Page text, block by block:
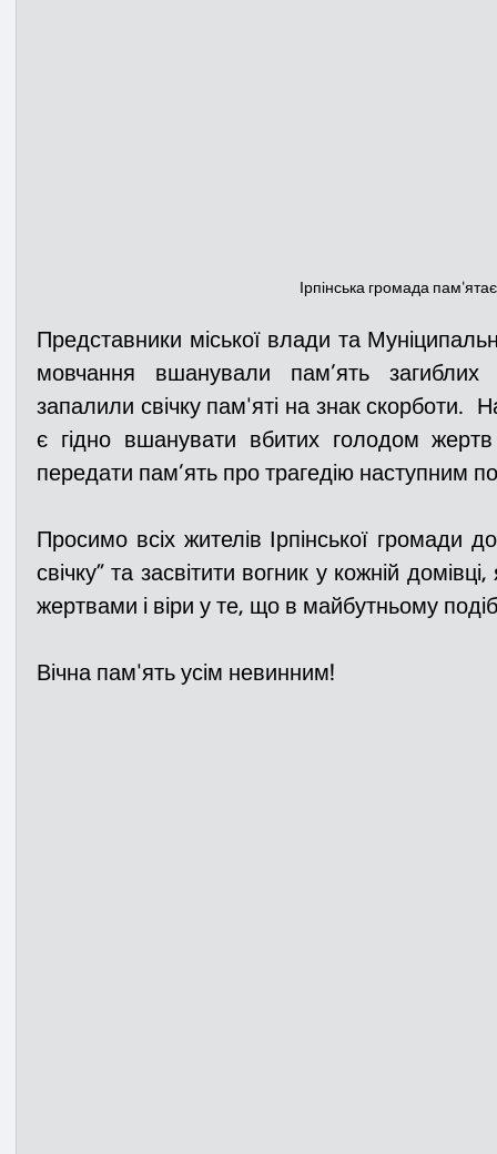
Ірпінська громада
Представники міської влади та
мовчання вшанували пам’ять
запалили свічку пам'яті на знак скорботи.
є гідно вшанувати вбитих голодом жертв
передати пам’ять про трагедію наступним
Просимо всіх жителів Ірпінської громади
свічку” та засвітити вогник у кожній
Вічна пам'ять усім невинним!